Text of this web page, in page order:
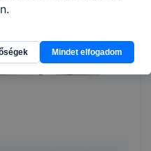
Mindet elfogadom